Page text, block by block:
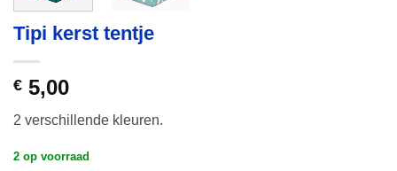
Tipi kerst tentje
€ 5,00
2 verschillende kleuren.
2 op voorraad